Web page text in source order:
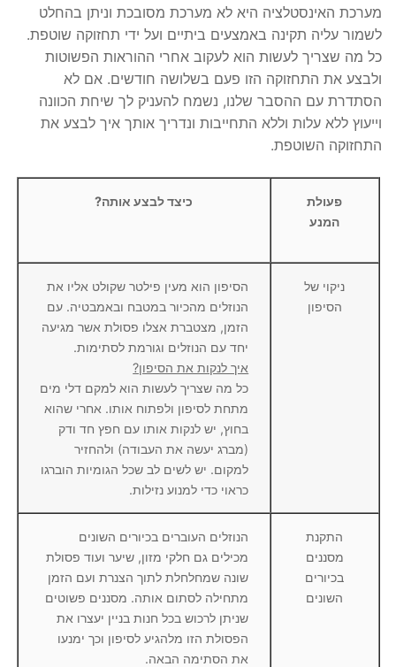
מערכת האינסטלציה היא לא מערכת מסובכת וניתן בהחלט
לשמור עליה תקינה באמצעים ביתיים ועל ידי תחזוקה שוטפת.
כל מה שצריך לעשות הוא לעקוב אחרי ההוראות הפשוטות
ולבצע את התחזוקה הזו פעם בשלושה חודשים. אם לא
הסתדרת עם ההסבר שלנו, נשמח להעניק לך שיחת הכוונה
וייעוץ ללא עלות וללא התחייבות ונדריך אותך איך לבצע את
התחזוקה השוטפת.
פעולת
המנע
כיצד לבצע אותה?
ניקוי של
הסיפון
הסיפון הוא מעין פילטר שקולט אליו את
הנוזלים מהכיור במטבח ובאמבטיה. עם
הזמן, מצטברת אצלו פסולת אשר מגיעה
יחד עם הנוזלים וגורמת לסתימות.
איך לנקות את הסיפון?
כל מה שצריך לעשות הוא למקם דלי מים
מתחת לסיפון ולפתוח אותו. אחרי שהוא
בחוץ, יש לנקות אותו עם חפץ חד ודק
(מברג יעשה את העבודה) ולהחזיר
למקום. יש לשים לב שכל הגומיות הוברגו
כראוי כדי למנוע נזילות.
התקנת
מסננים
בכיורים
השונים
הנוזלים העוברים בכיורים השונים
מכילים גם חלקי מזון, שיער ועוד פסולת
שונה שמחלחלת לתוך הצנרת ועם הזמן
מתחילה לסתום אותה. מסננים פשוטים
שניתן לרכוש בכל חנות בניין יעצרו את
הפסולת הזו מלהגיע לסיפון וכך ימנעו
את הסתימה הבאה.